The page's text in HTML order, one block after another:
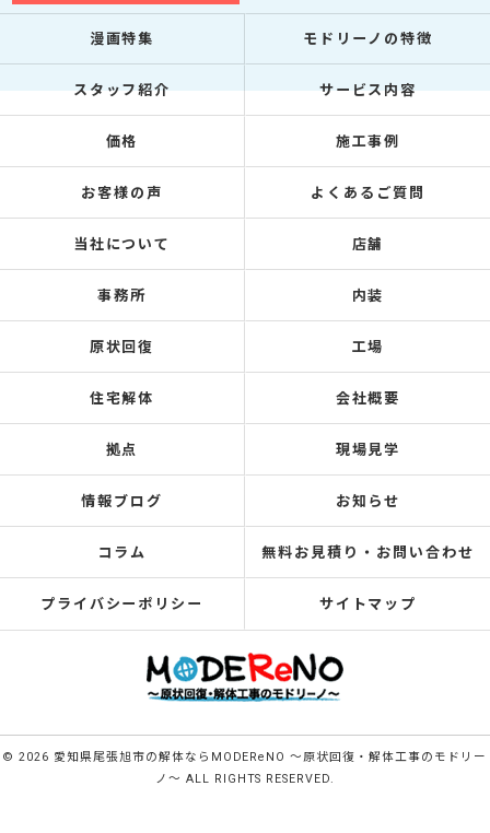
漫画特集 モドリーノの特徴
スタッフ紹介 サービス内容
価格 施工事例
お客様の声 よくあるご質問
当社について 店舗
事務所 内装
原状回復 工場
住宅解体 会社概要
拠点 現場見学
情報ブログ お知らせ
コラム 無料お見積り・お問い合わせ
プライバシーポリシー サイトマップ
© 2026 愛知県尾張旭市の解体ならMODEReNO ～原状回復・解体工事のモドリー
ノ～ ALL RIGHTS RESERVED.